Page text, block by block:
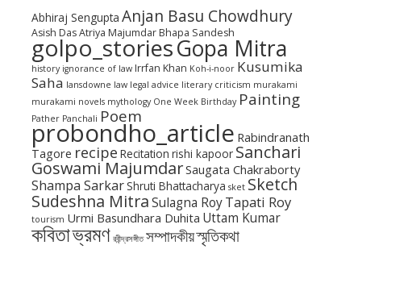
Abhiraj Sengupta Anjan Basu Chowdhury
Asish DasAtriya Majumdar Bhapa Sandesh
golpo_storiesGopa Mitra
history ignorance of law Irrfan Khan Koh-i-noor Kusumika
Saha lansdowne law legal advice literary criticism murakami
murakami novels mythology One Week Birthday Painting
Pather Panchali Poem
probondho_article Rabindranath
Tagore recipe Recitation rishi kapoor Sanchari
Goswami MajumdarSaugata Chakraborty
Shampa SarkarShruti Bhattacharya sket Sketch
Sudeshna MitraSulagna RoyTapati Roy
tourism Urmi Basundhara Duhita Uttam Kumar
কবিতাভ্রমণ রবীন্দ্রসঙ্গীত সম্পাদকীয়স্মৃতিকথা